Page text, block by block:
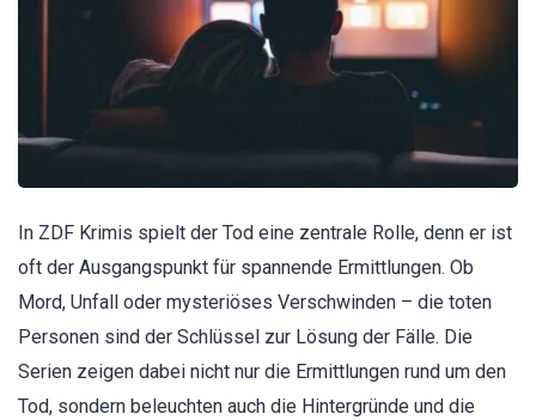
In ZDF Krimis spielt der Tod eine zentrale Rolle, denn er ist
oft der Ausgangspunkt für spannende Ermittlungen. Ob
Mord, Unfall oder mysteriöses Verschwinden – die toten
Personen sind der Schlüssel zur Lösung der Fälle. Die
Serien zeigen dabei nicht nur die Ermittlungen rund um den
Tod, sondern beleuchten auch die Hintergründe und die